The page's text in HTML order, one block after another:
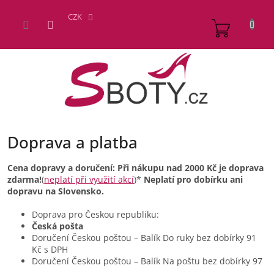
obsah
CZK
Doprava a platba
Cena dopravy a doručení: Při nákupu nad 2000 Kč je doprava
zdarma!(neplatí při využití akcí)* Neplatí pro dobírku ani
dopravu na Slovensko.
Doprava pro Českou republiku:
Česká pošta
Doručení Českou poštou – Balík Do ruky bez dobírky 91
Kč s DPH
Doručení Českou poštou – Balík Na poštu bez dobírky 97